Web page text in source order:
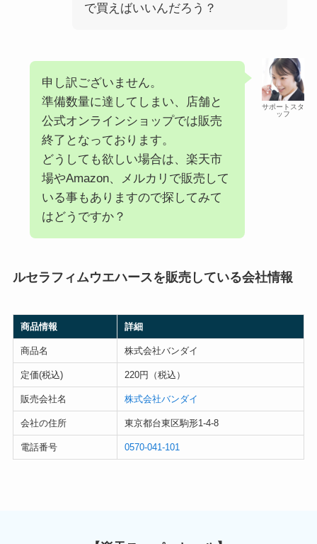
で買えばいいんだろう？
サポートスタ
ッフ
申し訳ございません。
準備数量に達してしまい、店舗と
公式オンラインショップでは販売
終了となっております。
どうしても欲しい場合は、楽天市
場やAmazon、メルカリで販売して
いる事もありますので探してみて
はどうですか？
ルセラフィムウエハースを販売している会社情報
商品情報 詳細
商品名 株式会社バンダイ
定価(税込) 220円（税込）
販売会社名 株式会社バンダイ
会社の住所 東京都台東区駒形1-4-8
電話番号 0570-041-101